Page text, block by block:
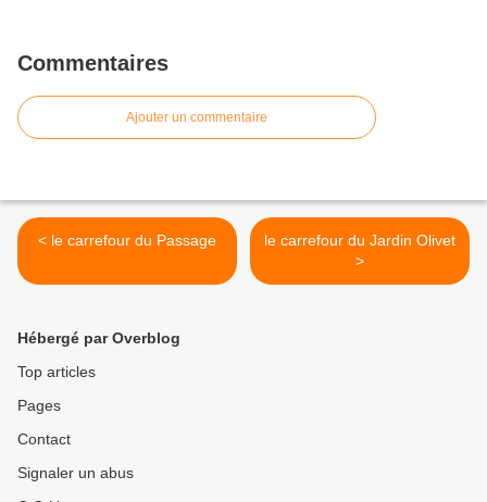
Commentaires
Ajouter un commentaire
< le carrefour du Passage
le carrefour du Jardin Olivet
>
Hébergé par Overblog
Top articles
Pages
Contact
Signaler un abus